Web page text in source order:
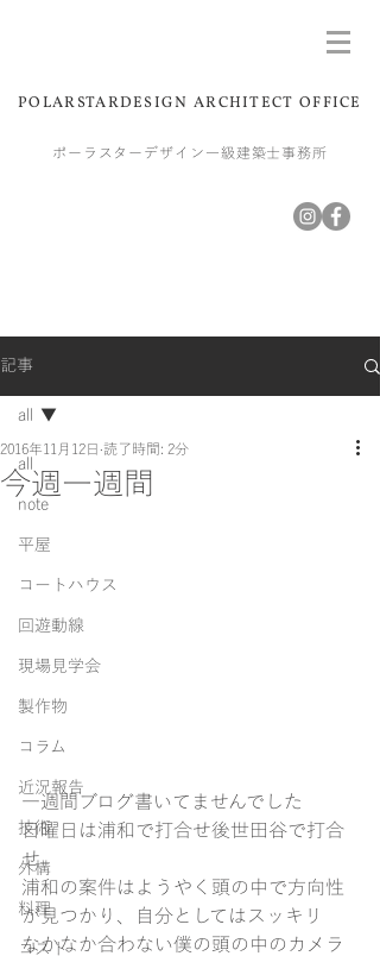
POLARSTARDESIGN ARCHITECT OFFICE
ポーラスターデザイン一級建築士事務所
記事
all
note
平屋
コートハウス
回遊動線
現場見学会
製作物
コラム
近況報告
技術
外構
料理
コスト
all
今週一週間
2016年11月12日 読了時間: 2分
一週間ブログ書いてませんでした
日曜日は浦和で打合せ後世田谷で打合
せ
浦和の案件はようやく頭の中で方向性
が見つかり、自分としてはスッキリ
なかなか合わない僕の頭の中のカメラ